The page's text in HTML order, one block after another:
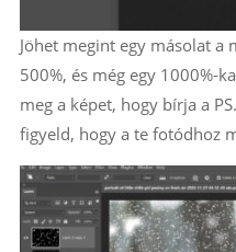
Jöhet megint egy másolat
500%, és még egy 1000%-
meg a képet, hogy bírja a
figyeld, hogy a te fotódhoz